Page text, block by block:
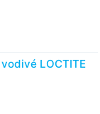
LOCTITE